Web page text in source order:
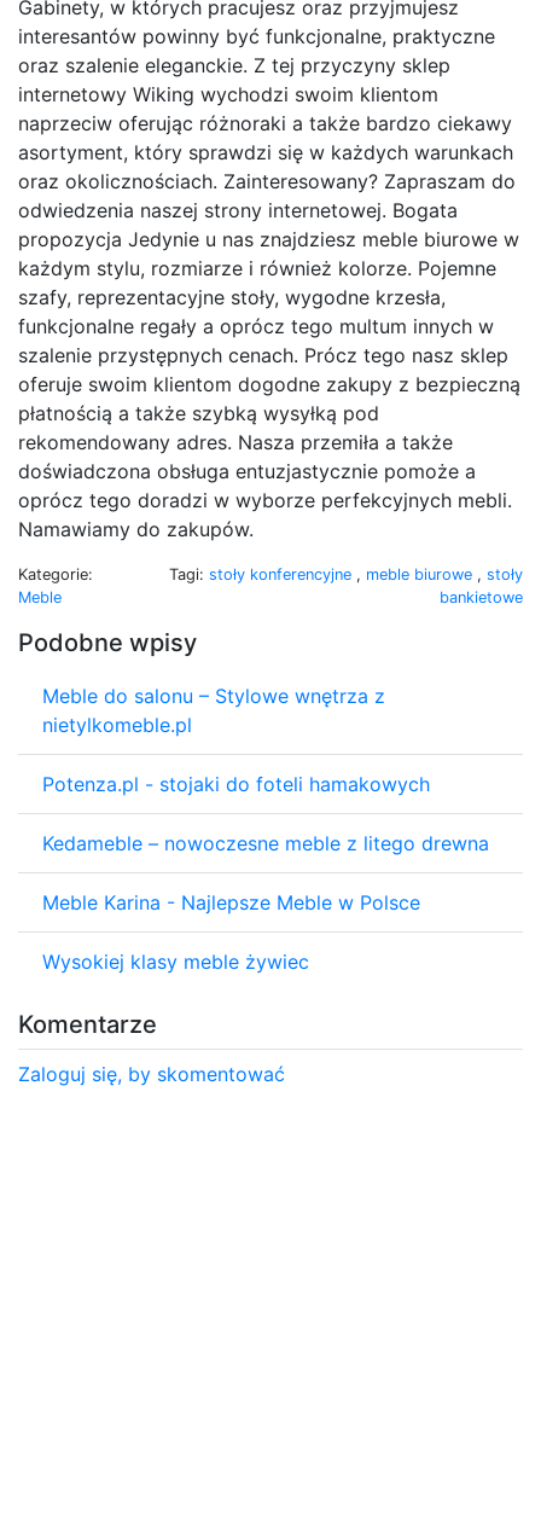
Gabinety, w których pracujesz oraz przyjmujesz
interesantów powinny być funkcjonalne, praktyczne
oraz szalenie eleganckie. Z tej przyczyny sklep
internetowy Wiking wychodzi swoim klientom
naprzeciw oferując różnoraki a także bardzo ciekawy
asortyment, który sprawdzi się w każdych warunkach
oraz okolicznościach. Zainteresowany? Zapraszam do
odwiedzenia naszej strony internetowej. Bogata
propozycja Jedynie u nas znajdziesz meble biurowe w
każdym stylu, rozmiarze i również kolorze. Pojemne
szafy, reprezentacyjne stoły, wygodne krzesła,
funkcjonalne regały a oprócz tego multum innych w
szalenie przystępnych cenach. Prócz tego nasz sklep
oferuje swoim klientom dogodne zakupy z bezpieczną
płatnością a także szybką wysyłką pod
rekomendowany adres. Nasza przemiła a także
doświadczona obsługa entuzjastycznie pomoże a
oprócz tego doradzi w wyborze perfekcyjnych mebli.
Namawiamy do zakupów.
Kategorie:
Meble
Tagi: stoły konferencyjne , meble biurowe , stoły
bankietowe
Podobne wpisy
Meble do salonu – Stylowe wnętrza z
nietylkomeble.pl
Potenza.pl - stojaki do foteli hamakowych
Kedameble – nowoczesne meble z litego drewna
Meble Karina - Najlepsze Meble w Polsce
Wysokiej klasy meble żywiec
Komentarze
Zaloguj się, by skomentować